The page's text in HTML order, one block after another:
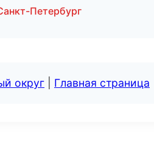
Петербург
округ Главная страница